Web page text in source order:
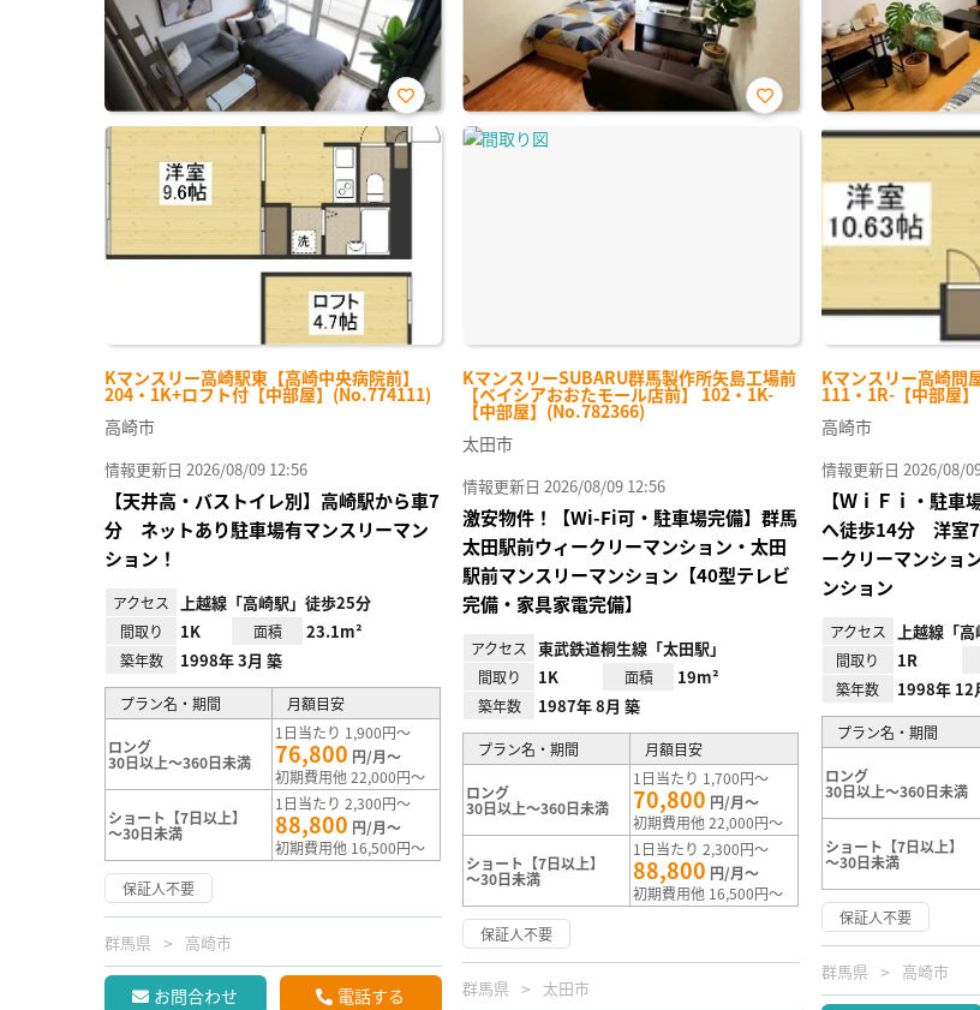
Kマンスリー高崎駅東【高崎中央病院前】
204・1K+ロフト付【中部屋】(No.774111)
お気
に入
録
高崎市
情報更新日 2026/08/09 12:56
【天井高・バストイレ別】高崎駅から車7
分 ネットあり駐車場有マンスリーマン
ション！
アクセス 上越線「高崎駅」徒歩25分
間取り 1K 面積 23.1m²
築年数 1998年 3月 築
プラン名・期間 月額目安
ロング
30日以上～360日未満
1日当たり 1,900円～
76,800 円/月～
初期費用他 22,000円～
ショート【7日以上】
～30日未満
1日当たり 2,300円～
88,800 円/月～
初期費用他 16,500円～
保証人不要
群馬県 高崎市
お問合わせ 電話する
KマンスリーSUBARU群馬製作所矢島工場前
【ベイシアおおたモール店前】 102・1K-
【中部屋】(No.782366)
お気
太田市
情報更新日 2026/08/09 12:56
激安物件！【Wi-Fi可・駐車場完備】群馬
太田駅前ウィークリーマンション・太田
駅前マンスリーマンション【40型テレビ
完備・家具家電完備】
アクセス 東武鉄道桐生線「太田駅」
間取り 1K 面積 19m²
築年数 1987年 8月 築
プラン名・期間 月額目安
ロング
30日以上～360日未満
1日当たり 1,700円～
70,800 円/月～
初期費用他 22,000円～
ショート【7日以上】
～30日未満
1日当たり 2,300円～
88,800 円/月～
初期費用他 16,500円～
保証人不要
群馬県 太田市
Kマンスリー高崎問
111・1R-【中部屋
高崎市
情報更新日 2026/08/
【ＷｉＦｉ・駐車
へ徒歩14分 洋室
ークリーマンショ
ンション
アクセス 上越線「高
間取り 1R
築年数 1998年 12
プラン名・期間
ロング
30日以上～360日未満
ショート【7日以上】
～30日未満
保証人不要
群馬県 高崎市